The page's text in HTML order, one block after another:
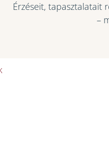
Érzéseit, tapasztalatait
–